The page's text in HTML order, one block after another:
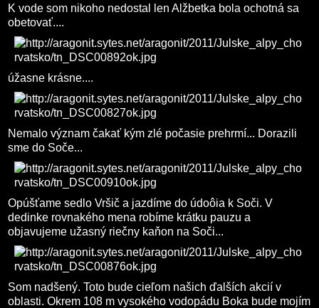
K vode som nikoho nedostal len Alžbetka bola ochotná sa
obetovať....
úžasne krásne....
Nemalo význam čakať kým zlé počasie prehrmí... Dorazili
sme do Soče...
Opúšťame sedlo Vršič a jazdíme do údoôia k Soči. V
dedinke rovnakého mena robíme krátku pauzu a
objavujeme užasný riečny kaňon na Soči...
Som nadšený. Toto bude cieľom našich ďalších akcií v
oblasti. Okrem 108 m vysokého vodopádu Boka bude mojím